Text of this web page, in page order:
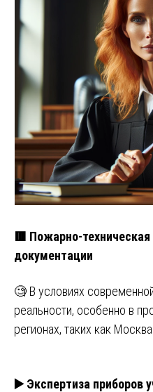
🟥 Пожарно-техническая
документации
🧐 В условиях
реальности, особенно в
регионах, таких как Москва
▶️ Экспертиза приборов